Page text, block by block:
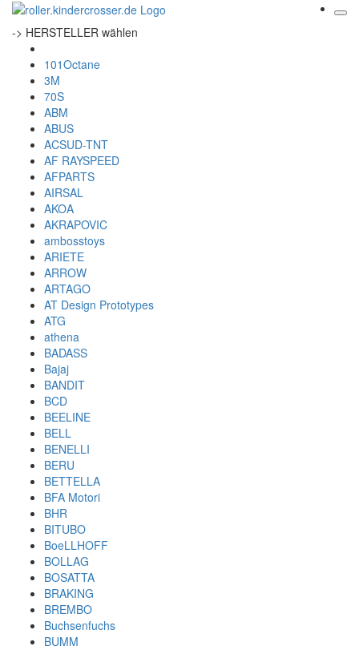
-> HERSTELLER wählen
101Octane
3M
70S
ABM
ABUS
ACSUD-TNT
AF RAYSPEED
AFPARTS
AIRSAL
AKOA
AKRAPOVIC
ambosstoys
ARIETE
ARROW
ARTAGO
AT Design Prototypes
ATG
athena
BADASS
Bajaj
BANDIT
BCD
BEELINE
BELL
BENELLI
BERU
BETTELLA
BFA Motori
BHR
BITUBO
BoeLLHOFF
BOLLAG
BOSATTA
BRAKING
BREMBO
Buchsenfuchs
BUMM